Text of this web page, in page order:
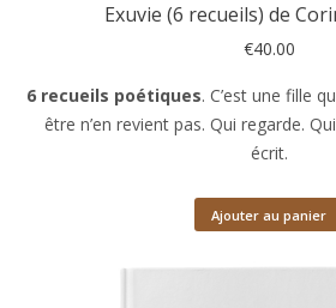
Exuvie (6 recueils) de
€40.00
6 recueils poétiques. C’est une fille
être n’en revient pas. Qui regarde.
écrit.
Ajouter au panier